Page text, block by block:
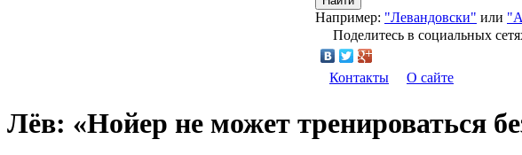
Например: "Левандовски" или
Поделитесь в социальных
Контакты О сайте
Лёв: «Нойер не может тренироваться